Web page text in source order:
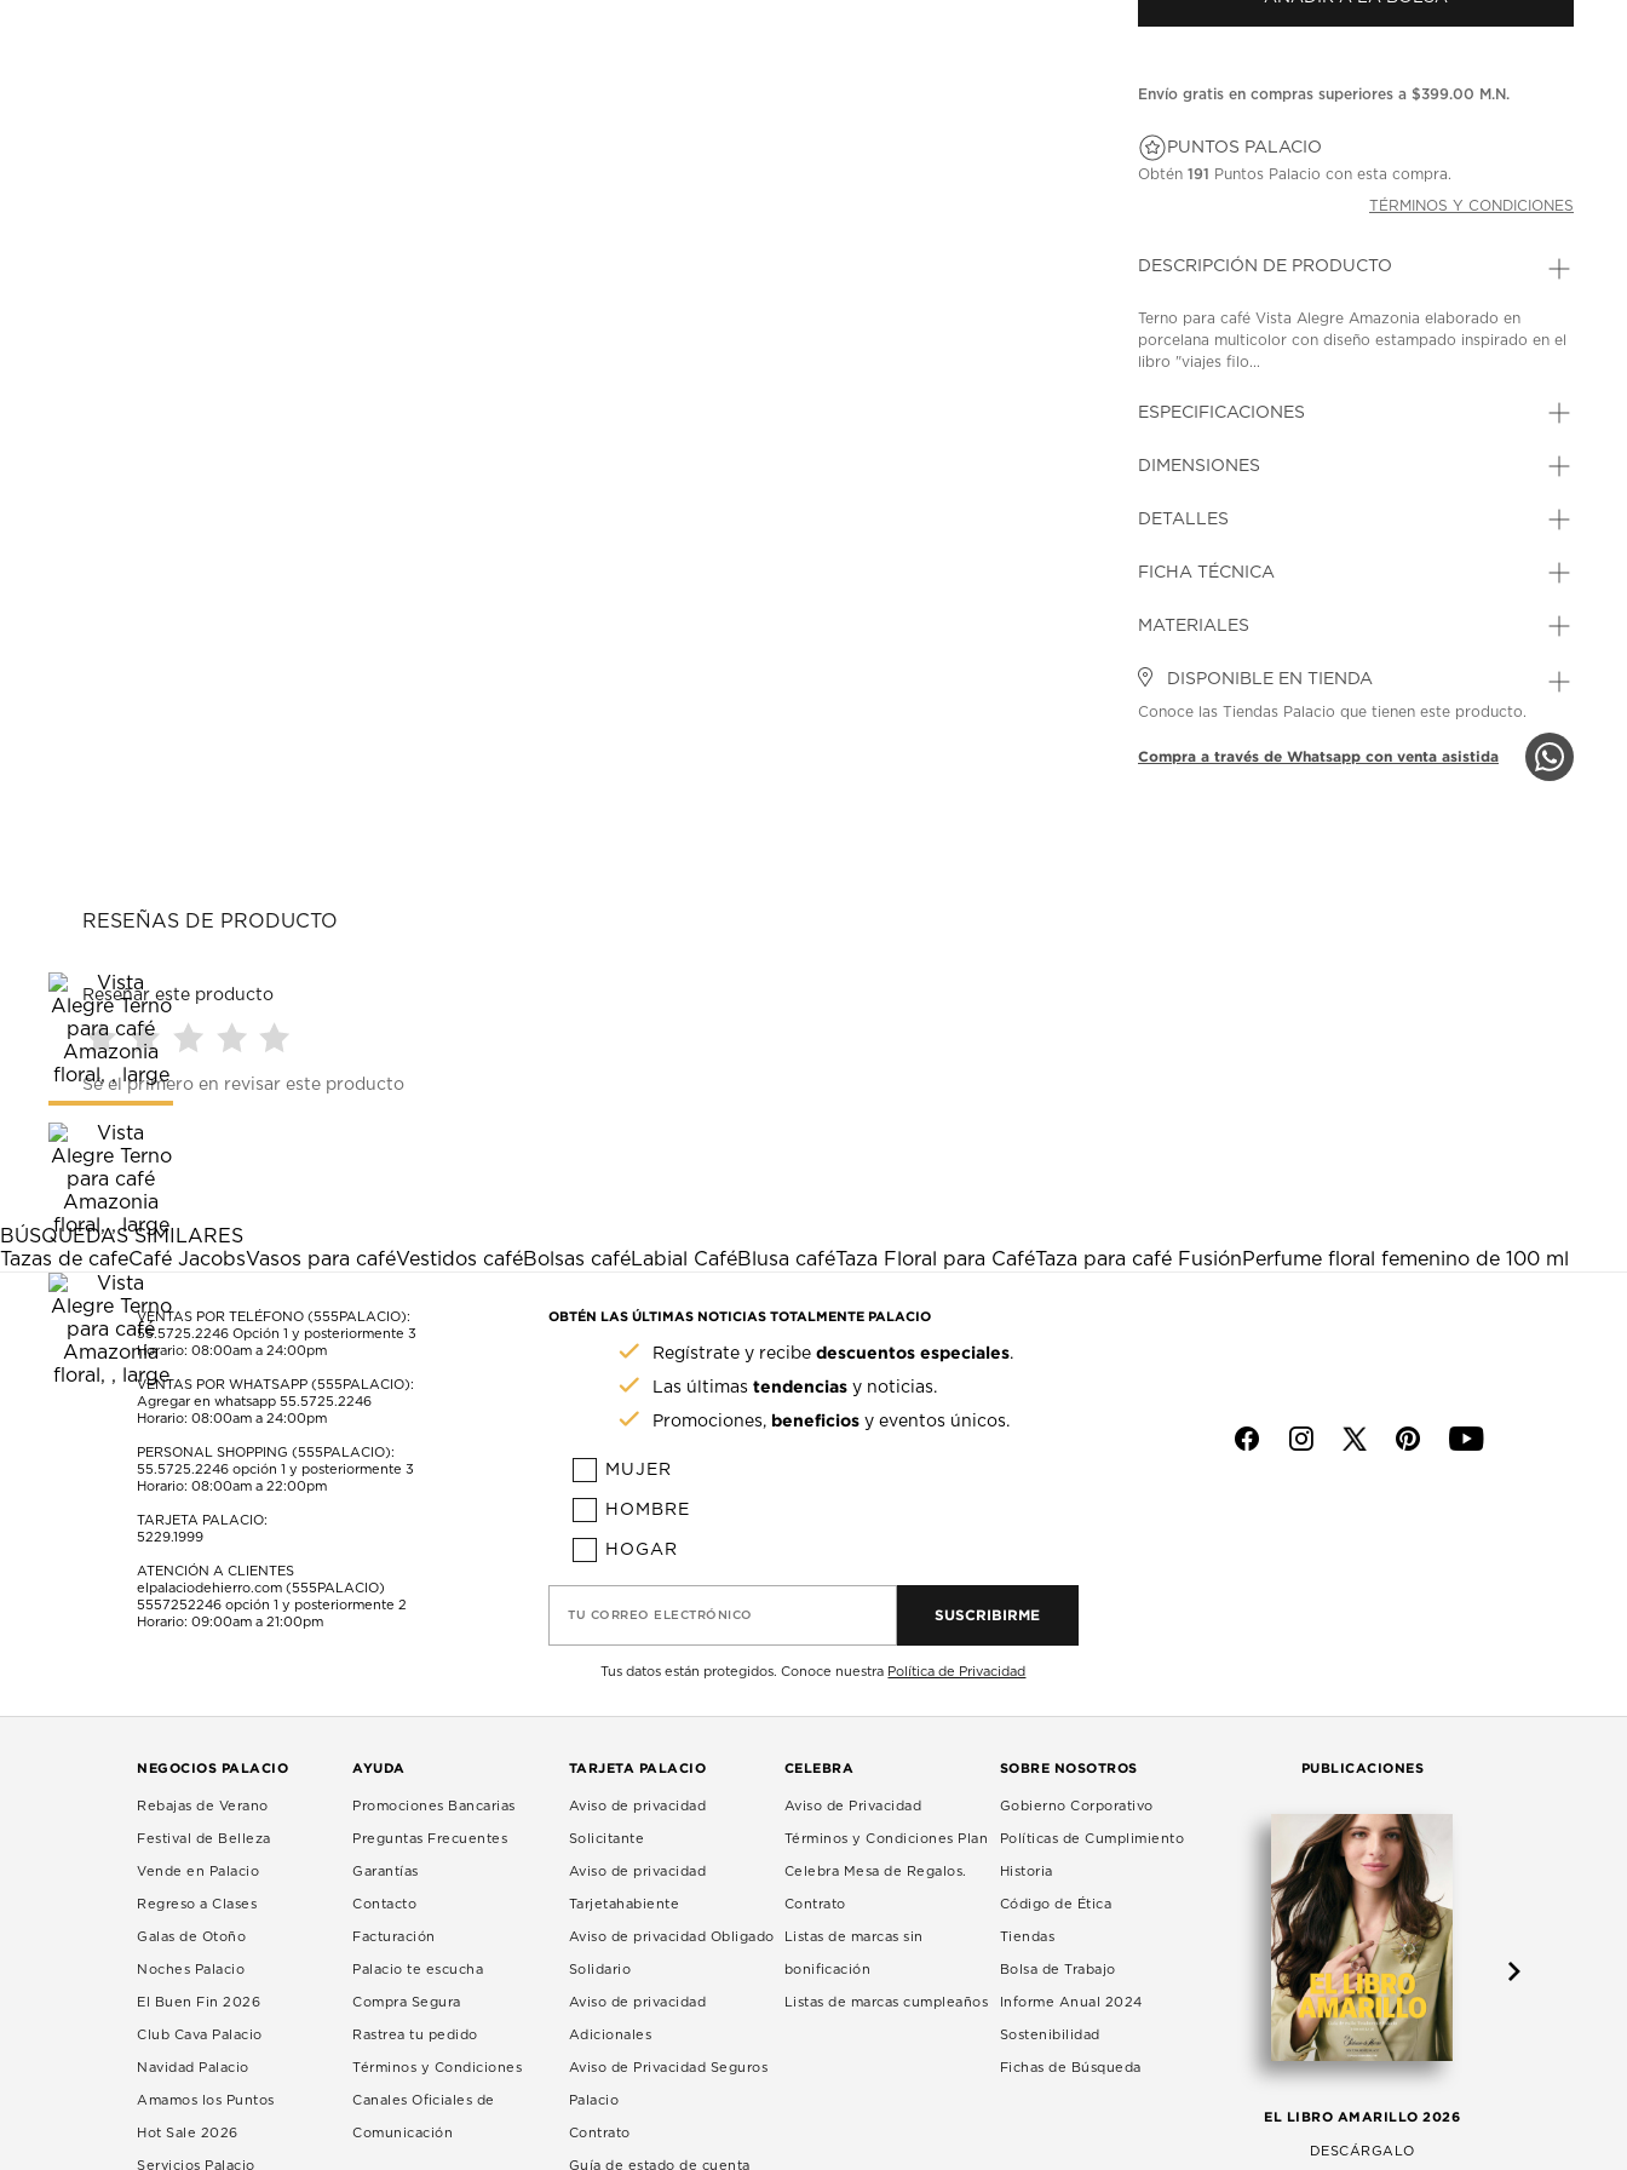
la
Envío gratis en compras superiores a $399.00 M.N.
PUNTOS PALACIO
Obtén191 Puntos Palacio con esta compra.
TÉRMINOS Y CONDICIONES
DESCRIPCIÓN DE PRODUCTO
Terno para café Vista Alegre Amazonia elaborado en
porcelana multicolor con diseño estampado inspirado en el
libro "viajes filo...
ESPECIFICACIONES
DIMENSIONES
DETALLES
FICHA TÉCNICA
MATERIALES
DISPONIBLE EN TIENDA
Conoce las Tiendas Palacio que tienen este producto.
Compra a través de Whatsapp con venta asistida
RESEÑAS DE PRODUCTO
Reseñar este producto
Seleccionar
para
calificar
artículo
con
1
estrella
Esta
acción
abrirá
el
formulario
de
envío.
Seleccionar
para
calificar
el
artículo
con
2
estrellas.
Esta
acción
abrirá
el
formulario
de
envío.
para
calificar
artículo
estrellas.
Esta
acción
el
formulario
envío.
para
estrellas.
Esta
acción
el
formulario
envío.
para
Esta
acción
el
formulario
envío.
Sé el primero en revisar este producto
BÚSQUEDAS SIMILARES
Tazas de cafeCafé JacobsVasos para caféVestidos caféBolsas caféLabial CaféBlusa caféTaza Floral para CaféTaza para café FusiónPerfume floral femenino de 100 ml
VENTAS POR TELÉFONO (555PALACIO):
55.5725.2246 Opción 1 y posteriormente 3
Horario: 08:00am a 24:00pm
VENTAS POR WHATSAPP (555PALACIO):
Agregar en whatsapp 55.5725.2246
Horario: 08:00am a 24:00pm
PERSONAL SHOPPING (555PALACIO):
55.5725.2246 opción 1 y posteriormente 3
Horario: 08:00am a 22:00pm
TARJETA PALACIO:
5229.1999
ATENCIÓN A CLIENTES
elpalaciodehierro.com (555PALACIO)
5557252246 opción 1 y posteriormente 2
Horario: 09:00am a 21:00pm
OBTÉN LAS ÚLTIMAS NOTICIAS TOTALMENTE PALACIO
Regístrate y recibedescuentos especiales.
Las últimastendencias y noticias.
Promociones, beneficios y eventos únicos.
MUJER
HOMBRE
HOGAR
TU CORREO ELECTRÓNICO SUSCRIBIRME
Tus datos están protegidos. Conoce nuestra Política de Privacidad
f i p y
NEGOCIOS PALACIO
Rebajas de Verano
Festival de Belleza
Vende en Palacio
Regreso a Clases
Galas de Otoño
Noches Palacio
El Buen Fin 2026
Club Cava Palacio
Navidad Palacio
Amamos los Puntos
Hot Sale 2026
Servicios Palacio
AYUDA
Promociones Bancarias
Preguntas Frecuentes
Garantías
Contacto
Facturación
Palacio te escucha
Compra Segura
Rastrea tu pedido
Términos y Condiciones
Canales Oficiales de
Comunicación
TARJETA PALACIO
Aviso de privacidad
Solicitante
Aviso de privacidad
Tarjetahabiente
Aviso de privacidad Obligado
Solidario
Aviso de privacidad
Adicionales
Aviso de Privacidad Seguros
Palacio
Contrato
Guía de estado de cuenta
CELEBRA
Aviso de Privacidad
Términos y Condiciones Plan
Celebra Mesa de Regalos.
Contrato
Listas de marcas sin
bonificación
Listas de marcas cumpleaños
SOBRE NOSOTROS
Gobierno Corporativo
Políticas de Cumplimiento
Historia
Código de Ética
Tiendas
Bolsa de Trabajo
Informe Anual 2024
Sostenibilidad
Fichas de Búsqueda
PUBLICACIONES
EL LIBRO AMARILLO 2026
DESCÁRGALO